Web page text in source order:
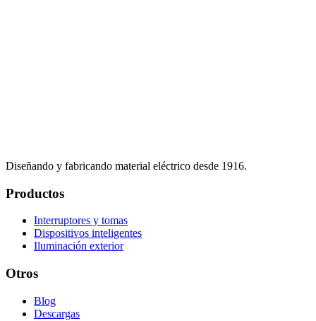
Diseñando y fabricando material eléctrico desde 1916.
Productos
Interruptores y tomas
Dispositivos inteligentes
Iluminación exterior
Otros
Blog
Descargas